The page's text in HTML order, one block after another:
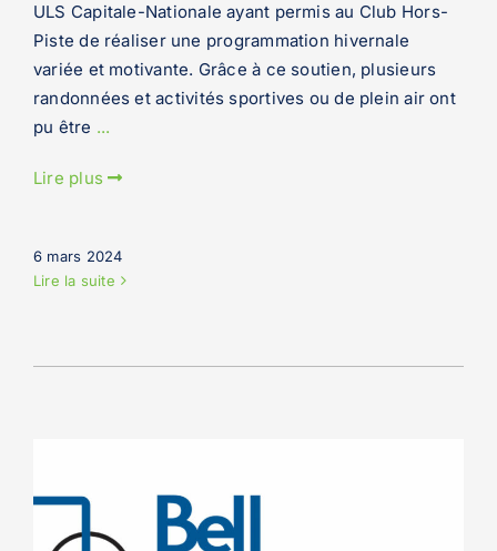
ULS Capitale-Nationale ayant permis au Club Hors-
Piste de réaliser une programmation hivernale
variée et motivante. Grâce à ce soutien, plusieurs
randonnées et activités sportives ou de plein air ont
pu être ...
Lire plus
6 mars 2024
Lire la suite